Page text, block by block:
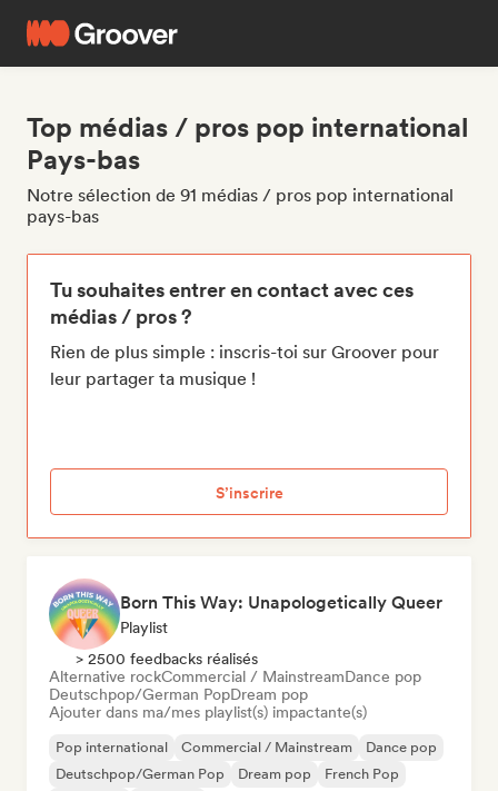
Top médias / pros pop international
Pays-bas
Notre sélection de 91 médias / pros pop international
pays-bas
Tu souhaites entrer en contact avec ces
médias / pros ?
Rien de plus simple : inscris-toi sur Groover pour
leur partager ta musique !
S’inscrire
Born This Way: Unapologetically Queer
Playlist
> 2500 feedbacks réalisés
Alternative rockCommercial / MainstreamDance pop
Deutschpop/German PopDream pop
Ajouter dans ma/mes playlist(s) impactante(s)
Pop international Commercial / Mainstream
Dance pop
Deutschpop/German Pop
Dream pop
French Pop